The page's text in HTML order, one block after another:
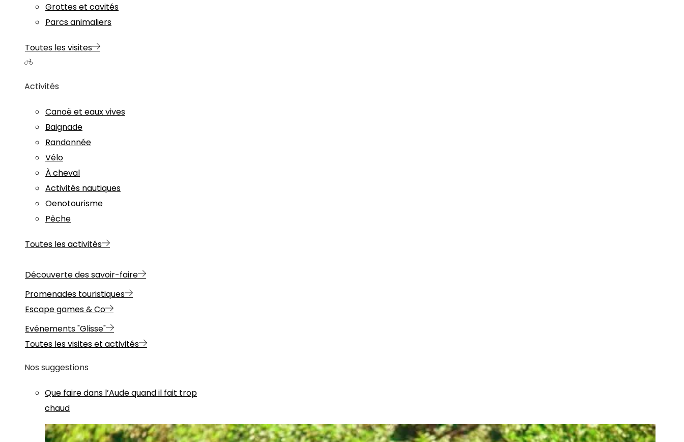
Grottes et cavités
Parcs animaliers
Toutes les visites
Activités
Canoë et eaux vives
Baignade
Randonnée
Vélo
À cheval
Activités nautiques
Oenotourisme
Pêche
Toutes les activités
Découverte des savoir-faire
Promenades touristiques
Escape games & Co
Evénements "Glisse"
Toutes les visites et activités
Nos suggestions
Que faire dans l’Aude quand il fait trop
chaud